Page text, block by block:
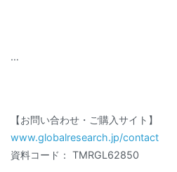
…
【お問い合わせ・ご購入サイト】
www.globalresearch.jp/contact
資料コード： TMRGL62850